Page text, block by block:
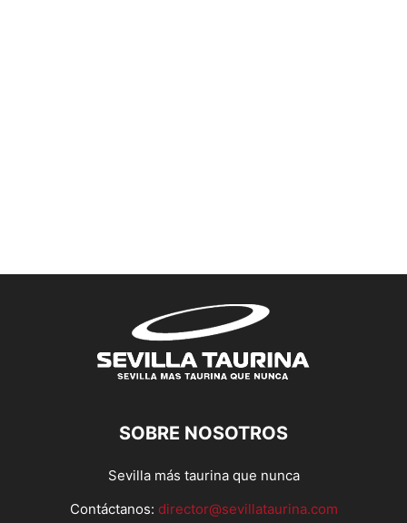
SOBRE NOSOTROS
Sevilla más taurina que nunca
Contáctanos: director@sevillataurina.com